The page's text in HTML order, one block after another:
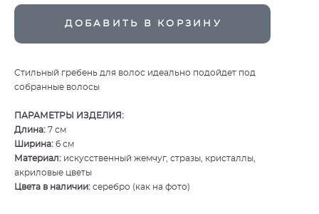
ДОБАВИТЬ В КОРЗИНУ
Стильный гребень для волос идеально подойдет под
собранные волосы
ПАРАМЕТРЫ ИЗДЕЛИЯ:
Длина: 7 см
Ширина: 6 см
Материал: искусственный жемчуг, стразы, кристаллы,
акриловые цветы
Цвета в наличии: серебро (как на фото)